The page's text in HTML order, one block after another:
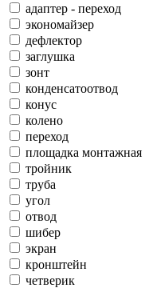
адаптер - переход
экономайзер
дефлектор
заглушка
зонт
конденсатоотвод
конус
колено
переход
площадка монтажная
тройник
труба
угол
отвод
шибер
экран
кронштейн
четверик